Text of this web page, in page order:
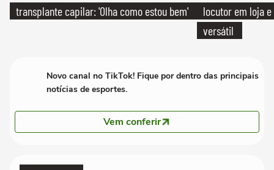
transplante capilar: 'Olha como estou bem'
locutor em loja
versátil
Novo canal no TikTok! Fique por dentro das principais
notícias de esportes.
Vem conferir